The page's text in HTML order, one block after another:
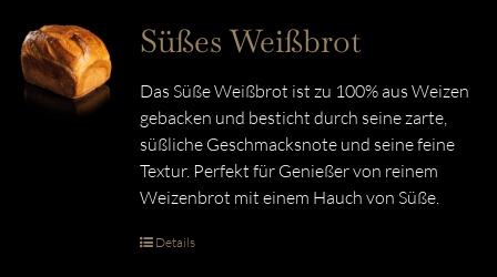
Süßes Weißbrot
Das Süße Weißbrot ist zu 100% aus Weizen
gebacken und besticht durch seine zarte,
süßliche Geschmacksnote und seine feine
Textur. Perfekt für Genießer von reinem
Weizenbrot mit einem Hauch von Süße.
Details